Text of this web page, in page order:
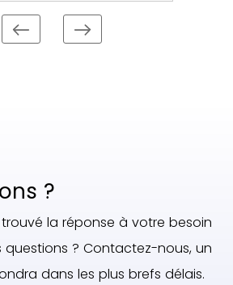
?
la réponse à votre besoin
? Contactez-nous, un
dans les plus brefs délais.